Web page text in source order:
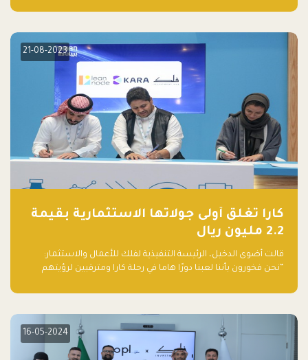
الأعمال، اللواتي خضعن لبرنامج حاضنة مدته 8 أسابيع، أفكاراً مبتكرة
21-08-2023
كارا تغلق أولى جولاتها الاستثمارية بقيمة
2.2 مليون ريال
قالت أضوى الدخيل، الرئيسة التنفيذية لفلك للأعمال والاستثمار:
“نحن فخورون بأننا لعبنا دورًا هاما في رحلة كارا ومترقبين لرؤيتهم
جيدًا لكوكبنا فحسب، بل إنه جيد أيضًا للأعمال”.
16-05-2024